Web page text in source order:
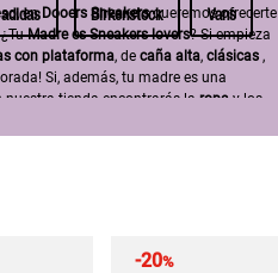
enDooers Sneakersqueremos ofrecerte
¿TuMadre es Sneakers lovers? Si empieza
con plataforma, decaña alta,clásicas ,
Si, además, tu madre es una
nuestra tienda encontrarás laropa y los
adidas Birkenstock Vans
-20%